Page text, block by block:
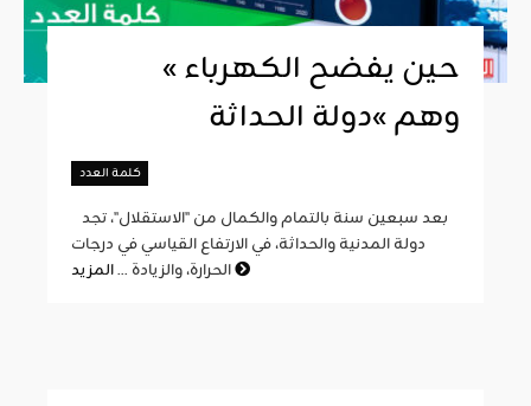
« حين يفضح الكهرباء
وهم »دولة الحداثة
كلمة العدد
دولة المدنية والحداثة، في الارتفاع القياسي في درجات
الحرارة، والزيادة ...